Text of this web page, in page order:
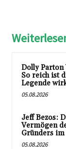
Dolly
So reich ist
Legende
05.08.2026
Jeff Bezos:
Vermögen
Gründers
05.08.2026